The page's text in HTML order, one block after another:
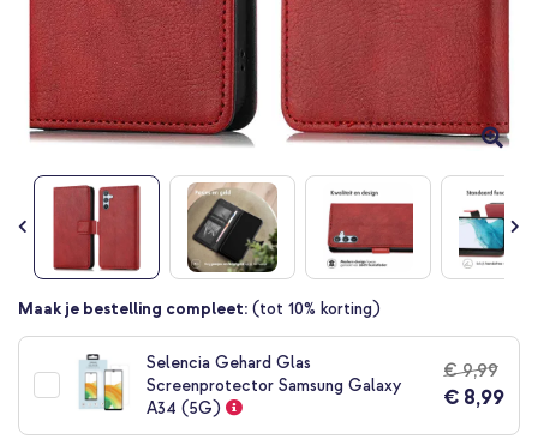
Ga
begin
van
Maak je bestelling compleet: (tot 10% korting)
Selencia Gehard Glas
Screenprotector Samsung Galaxy
A34 (5G)
€ 9,99
€ 8,99